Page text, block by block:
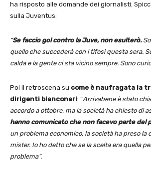
ha risposto alle domande dei giornalisti.
sulla Juventus:
“Se faccio gol contro la Juve, non esulterò.
quello che succederà con i tifosi questa sera.
calda e la gente ci sta vicino sempre. Sono
Poi il retroscena su come è naufragata la
dirigenti bianconeri: ​”Arrivabene è stato
accordo a ottobre, ma la società ha chiesto di
hanno comunicato che non facevo parte del
un problema economico, la società ha preso la
mister. Io ho detto che se la scelta era quella
problema”.